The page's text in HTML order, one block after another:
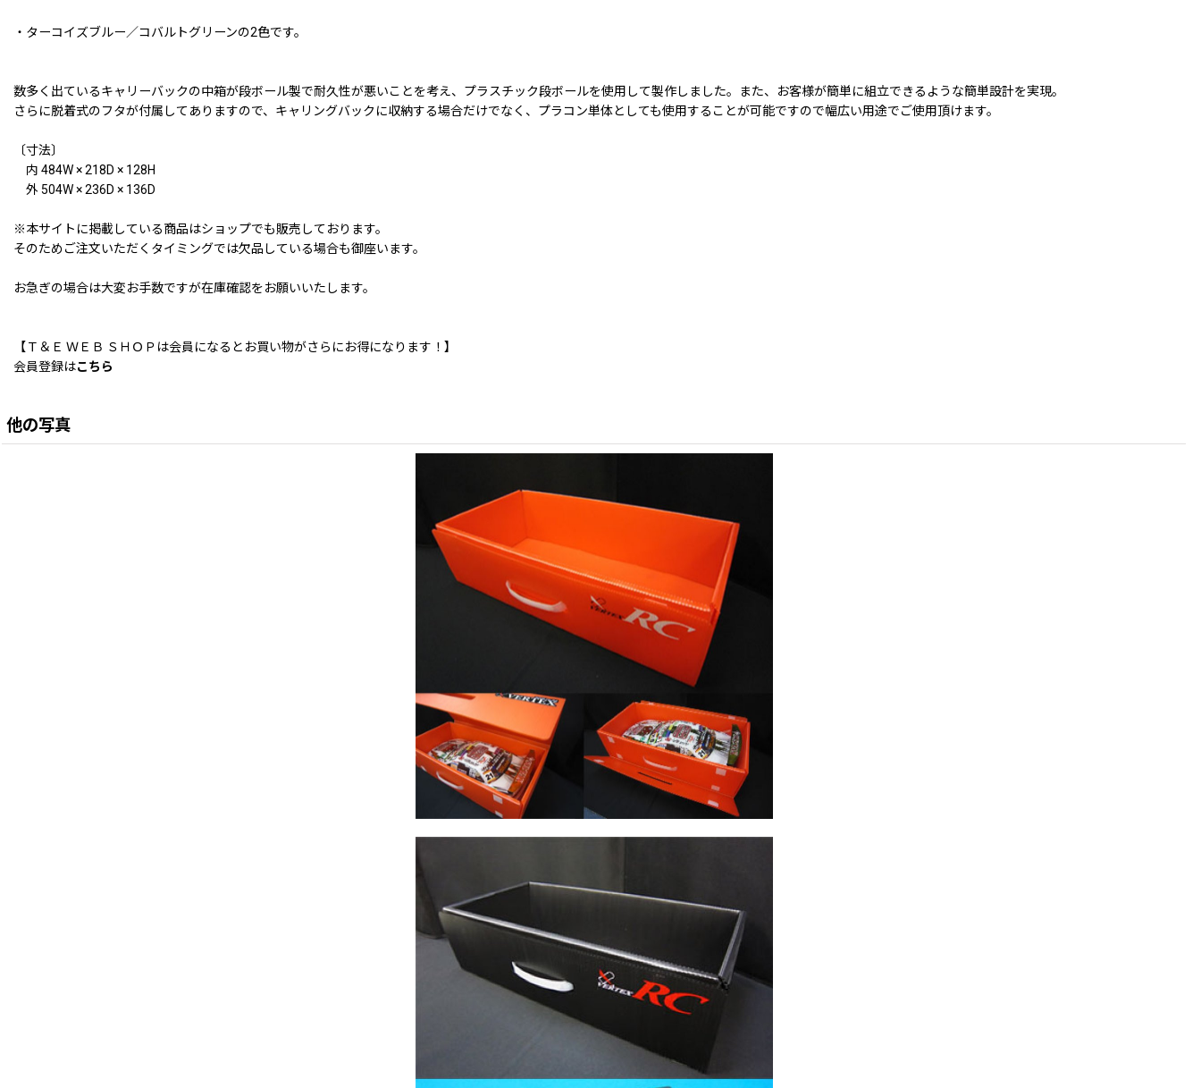
・ターコイズブルー／コバルトグリーンの2色です。
数多く出ているキャリーバックの中箱が段ボール製で耐久性が悪いことを考え、プラスチック段ボールを使用して製作しました。また、お客様が簡単に組立できるような簡単設計を実現。
さらに脱着式のフタが付属してありますので、キャリングバックに収納する場合だけでなく、プラコン単体としても使用することが可能ですので幅広い用途でご使用頂けます。
〔寸法〕
内 484W × 218D × 128H
外 504W × 236D × 136D
※本サイトに掲載している商品はショップでも販売しております。
そのためご注文いただくタイミングでは欠品している場合も御座います。
お急ぎの場合は大変お手数ですが在庫確認をお願いいたします。
【Ｔ＆Ｅ ＷＥＢ ＳＨＯＰは会員になるとお買い物がさらにお得になります！】
会員登録はこちら
他の写真